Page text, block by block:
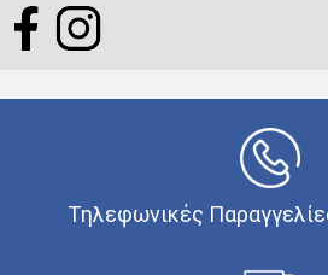
Τηλεφωνικές